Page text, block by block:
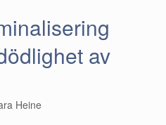
av
Heine